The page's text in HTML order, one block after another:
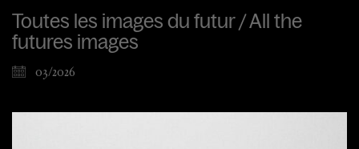
Toutes les images du futur / All the
futures images
03/2026